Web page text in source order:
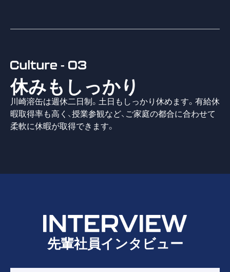
休みもしっかり
川崎溶缶は週休二日制。土日もしっかり休めます。有給休
暇取得率も高く、授業参観など、ご家庭の都合に合わせて
柔軟に休暇が取得できます。
先輩社員インタビュー